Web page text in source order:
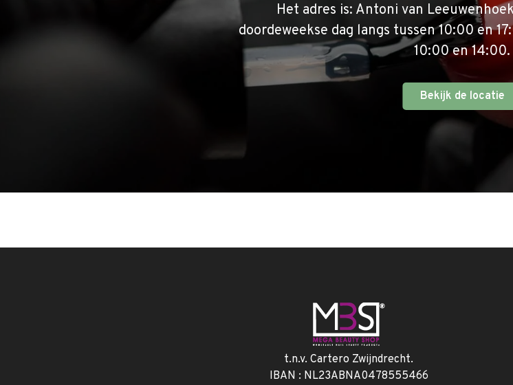
Het adres is: Antoni van
doordeweekse dag langs tussen 10:00 en
10:00 en 14:00.
Bekijk de locatie
t.n.v. Cartero Zwijndrecht.
IBAN : NL23ABNA0478555466